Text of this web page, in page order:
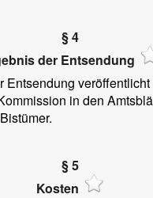
§ 4
der Entsendung
Entsendung veröffentlicht
in den
§ 5
Kosten